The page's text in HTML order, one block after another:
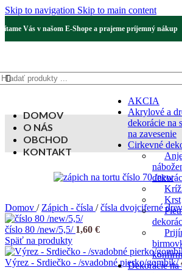
Skip to navigation Skip to main content
Vás v našom E-Shope a prajeme príjemný nákup
AKCIA
Akrylové a
dekorácie na
na zavesenie
Cirkevné
Krst
Dekorácie na
DOMOV
O NÁS
OBCHOD
KONTAKT
Domov / Zápich - čísla / čísla dvojciferné
číslo 80 /new/5,5/ 1,60 €
Späť na produkty
Výrez - Srdiečko - /svadobné pierko/gombík/